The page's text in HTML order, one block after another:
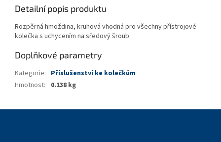
Detailní popis produktu
Rozpěrná hmoždina, kruhová vhodná pro všechny přístrojové
kolečka s uchycením na sředový šroub
Doplňkové parametry
Kategorie: Příslušenství ke kolečkům
Hmotnost: 0.138 kg